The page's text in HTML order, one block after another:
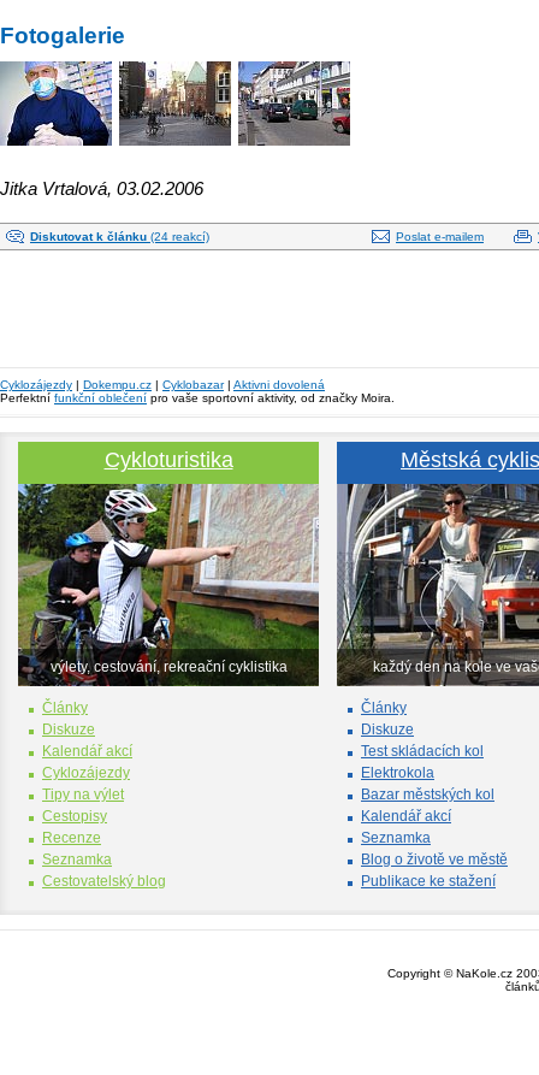
Fotogalerie
Jitka Vrtalová, 03.02.2006
Diskutovat k článku (24 reakcí) Poslat e-mailem
Cyklozájezdy | Dokempu.cz | Cyklobazar| Aktivni dovolená
Perfektní funkční oblečení pro vaše sportovní aktivity, od značky Moira.
Cykloturistika
výlety, cestování, rekreační cyklistika
Články
Diskuze
Kalendář akcí
Cyklozájezdy
Tipy na výlet
Cestopisy
Recenze
Seznamka
Cestovatelský blog
Městská
každý den na kole ve
Články
Diskuze
Test skládacích kol
Elektrokola
Bazar městských kol
Kalendář akcí
Seznamka
Blog o životě ve městě
Publikace ke stažení
Copyright © NaKole.cz